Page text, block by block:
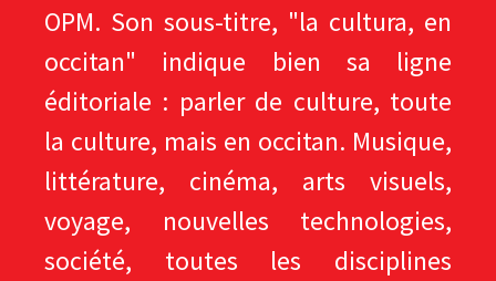
OPM. Son sous-titre, "la cultura, en
occitan" indique bien sa ligne
éditoriale : parler de culture, toute
la culture, mais en occitan. Musique,
littérature, cinéma, arts visuels,
voyage, nouvelles technologies,
société, toutes les disciplines